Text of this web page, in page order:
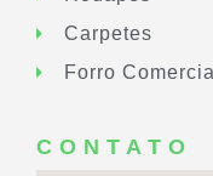
Carpetes
Forro Comercial
CONTATO